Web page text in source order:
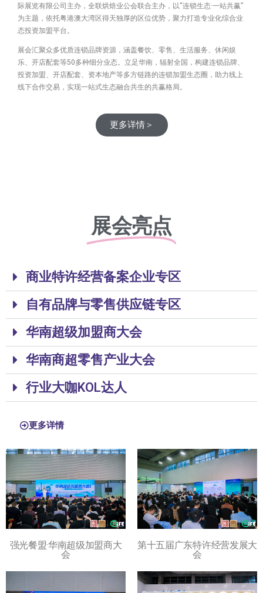
际展览有限公司主办，全联烘焙业公会联合主办，以“连锁生态·一站共赢”
为主题，依托粤港澳大湾区得天独厚的区位优势，聚力打造专业化综合业
态投资加盟平台。
展会汇聚众多优质连锁品牌资源，涵盖餐饮、零售、生活服务、休闲娱
乐、开店配套等50多种细分业态。立足华南，辐射全国，构建连锁品牌、
投资加盟、开店配套、资本地产等多方链路的连锁加盟生态圈，助力线上
线下合作交易，实现一站式生态融合共生的共赢格局。
更多详情＞
展会亮点
商业特许经营备案企业专区
自有品牌与零售供应链专区
华南超级加盟商大会
华南商超零售产业大会
行业大咖KOL达人
更多详情
强光餐盟·华南超级加盟商大
会
第十五届广东特许经营发展大
会